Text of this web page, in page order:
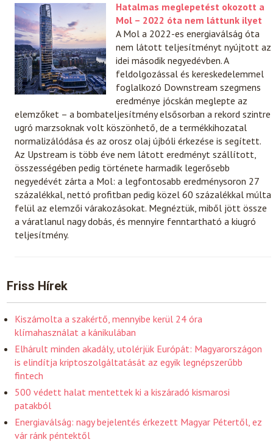
Hatalmas meglepetést okozott a
Mol – 2022 óta nem láttunk ilyet
A Mol a 2022-es energiaválság óta
nem látott teljesítményt nyújtott az
idei második negyedévben. A
feldolgozással és kereskedelemmel
foglalkozó Downstream szegmens
eredménye jócskán meglepte az
elemzőket – a bombateljesítmény elsősorban a rekord szintre
ugró marzsoknak volt köszönhető, de a termékkihozatal
normalizálódása és az orosz olaj újbóli érkezése is segített.
Az Upstream is több éve nem látott eredményt szállított,
összességében pedig története harmadik legerősebb
negyedévét zárta a Mol: a legfontosabb eredménysoron 27
százalékkal, nettó profitban pedig közel 60 százalékkal múlta
felül az elemzői várakozásokat. Megnéztük, miből jött össze
a váratlanul nagy dobás, és mennyire fenntartható a kiugró
teljesítmény.
Friss Hírek
Kiszámolta a szakértő, mennyibe kerül 24 óra
klímahasználat a kánikulában
Elhárult minden akadály, utolérjük Európát: Magyarországon
is elindítja kriptoszolgáltatását az egyik legnépszerűbb
fintech
500 védett halat mentettek ki a kiszáradó kismarosi
patakból
Energiaválság: nagy bejelentés érkezett Magyar Pétertől, ez
vár ránk péntektől